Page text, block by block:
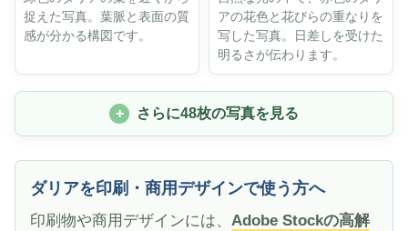
捉えた写真。葉脈と表面の質
感が分かる構図です。
アの花色と花びらの重なりを
写した写真。日差しを受けた
明るさが伝わります。
さらに48枚の写真を見る
ダリアを印刷・商用デザインで使う方へ
印刷物や商用デザインには、 Adobe Stockの高解